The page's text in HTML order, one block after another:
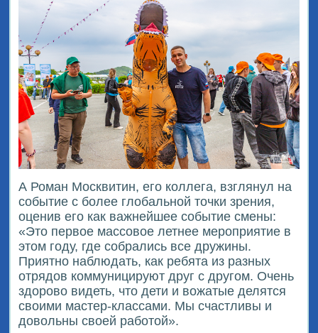
А Роман Москвитин, его коллега, взглянул на
событие с более глобальной точки зрения,
оценив его как важнейшее событие смены:
«Это первое массовое летнее мероприятие в
этом году, где собрались все дружины.
Приятно наблюдать, как ребята из разных
отрядов коммуницируют друг с другом. Очень
здорово видеть, что дети и вожатые делятся
своими мастер-классами. Мы счастливы и
довольны своей работой».